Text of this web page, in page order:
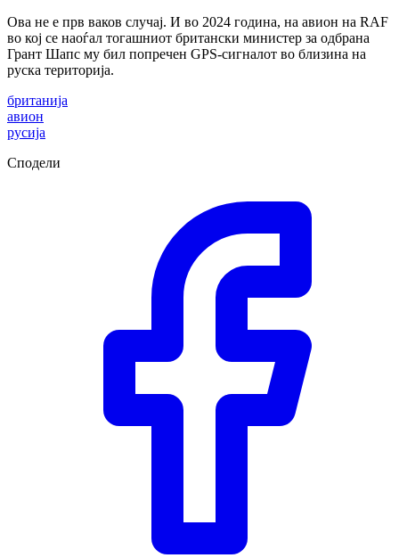
Ова не е прв ваков случај. И во 2024 година, на авион на RAF
во кој се наоѓал тогашниот британски министер за одбрана
Грант Шапс му бил попречен GPS-сигналот во близина на
руска територија.
британија
авион
русија
Сподели